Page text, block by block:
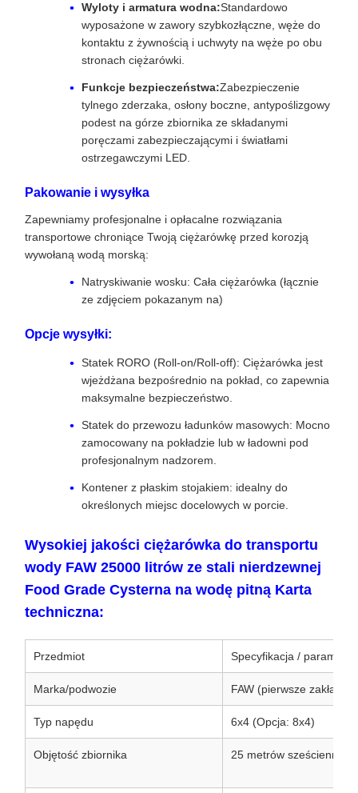
Wyloty i armatura wodna:Standardowo
wyposażone w zawory szybkozłączne, węże do
kontaktu z żywnością i uchwyty na węże po obu
stronach ciężarówki.
Funkcje bezpieczeństwa:Zabezpieczenie
tylnego zderzaka, osłony boczne, antypoślizgowy
podest na górze zbiornika ze składanymi
poręczami zabezpieczającymi i światłami
ostrzegawczymi LED.
Pakowanie i wysyłka
Zapewniamy profesjonalne i opłacalne rozwiązania
transportowe chroniące Twoją ciężarówkę przed korozją
wywołaną wodą morską:
Natryskiwanie wosku: Cała ciężarówka (łącznie
ze zdjęciem pokazanym na)
Opcje wysyłki:
Statek RORO (Roll-on/Roll-off): Ciężarówka jest
wjeżdżana bezpośrednio na pokład, co zapewnia
maksymalne bezpieczeństwo.
Statek do przewozu ładunków masowych: Mocno
zamocowany na pokładzie lub w ładowni pod
profesjonalnym nadzorem.
Kontener z płaskim stojakiem: idealny do
określonych miejsc docelowych w porcie.
Wysokiej jakości ciężarówka do transportu
wody FAW 25000 litrów ze stali nierdzewnej
Food Grade Cysterna na wodę pitną Karta
techniczna:
Przedmiot Specyfikacja / parametr
Marka/podwozie FAW (pierwsze zakłady
Typ napędu 6x4 (Opcja: 8x4)
Objętość zbiornika 25 metrów